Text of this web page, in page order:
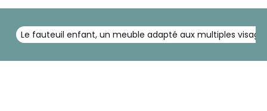
Le fauteuil enfant, un meuble adapté aux multiples